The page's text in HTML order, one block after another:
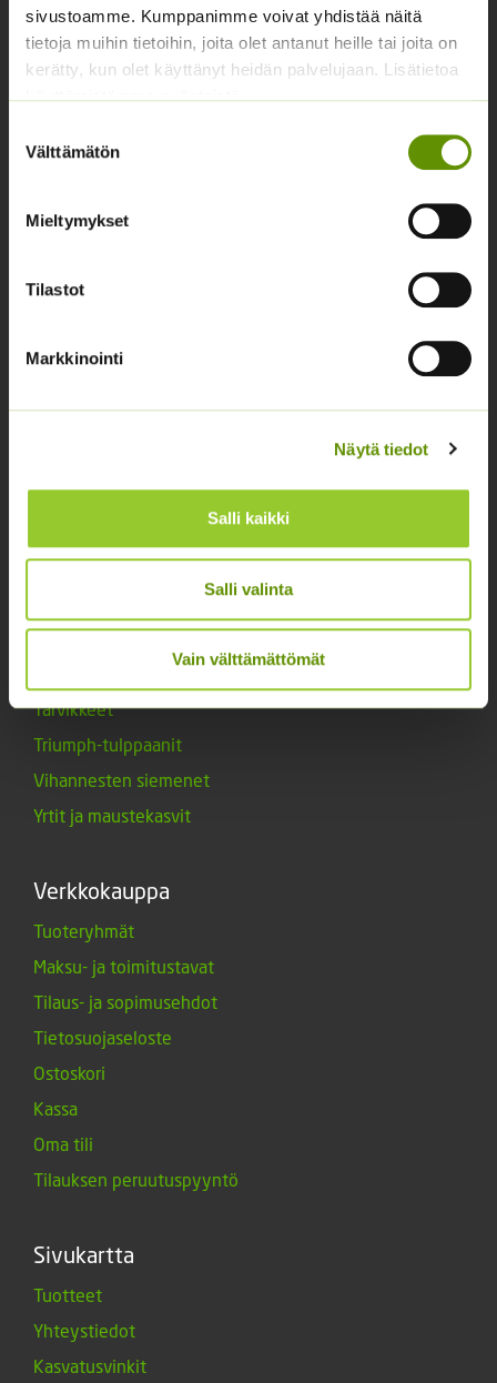
sivustoamme. Kumppanimme voivat yhdistää näitä
tietoja muihin tietoihin, joita olet antanut heille tai joita on
kerätty, kun olet käyttänyt heidän palvelujaan. Lisätietoa
käyttämistämme evästeistä
valinta
Välttämätön
Mieltymykset
Tilastot
Markkinointi
Näytä tiedot
Salli kaikki
Salli valinta
Vain välttämättömät
Asiakaspalvelu avoinna arkisin klo 10-17
02 631 9700
info@siemenvesa.fi
Keskuskatu 40, Aito kaupan yhteydessä. 38700
Noutopiste avoinna sopimuksen mukaan ja arkisin 10-
Tuoteryhmät
Lannoitteet
Marjat ja mansikat
Muut tuotteet
Tarvikkeet
Triumph-tulppaanit
Vihannesten siemenet
Yrtit ja maustekasvit
Verkkokauppa
Tuoteryhmät
Maksu- ja toimitustavat
Tilaus- ja sopimusehdot
Tietosuojaseloste
Ostoskori
Kassa
Oma tili
Tilauksen peruutuspyyntö
Sivukartta
Tuotteet
Yhteystiedot
Kasvatusvinkit